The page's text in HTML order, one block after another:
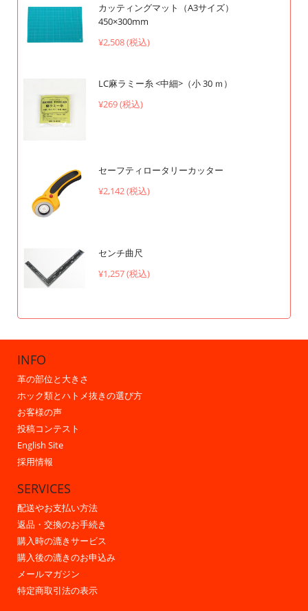
カッティングマット（A3サイズ）
450×300mm
¥2,508 (税込)
LC麻ラミー糸 <中細>（小 30 ｍ）
¥269 (税込)
セーフティロータリーカッター
¥2,142 (税込)
センチ曲尺
¥1,257 (税込)
INFO
革の部位と大きさ
ホック類とハトメ抜きの選び方
お客様の声
投稿コンテスト
English Site
採用情報
SERVICES
配送やお支払い方法
返品・交換のお手続き
購入時の漉きサービス
購入後の漉きのお申込み
メールマガジン
特定商取引法の表示